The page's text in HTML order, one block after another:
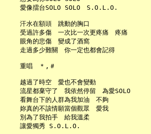
     愛像擂台SOLO SOLO　S.O.L.O.
     汗水在額頭　跳動的胸口
     受過許多傷　一次比一次更疼痛　疼痛
     眼角的悲傷　變成了酒窩
     走過多少難關　你一定也都會記得
     重唱　＊,＃
     越過了時空　愛也不會變動
     流星都棄守了　我依然停留　為愛SOLO
     看舞台下的人群為我加油　不夠
     妳真的不該情願當個觀眾　愛我
     別為了我拍手　給我溫柔
     讓愛獨秀 S.O.L.O.